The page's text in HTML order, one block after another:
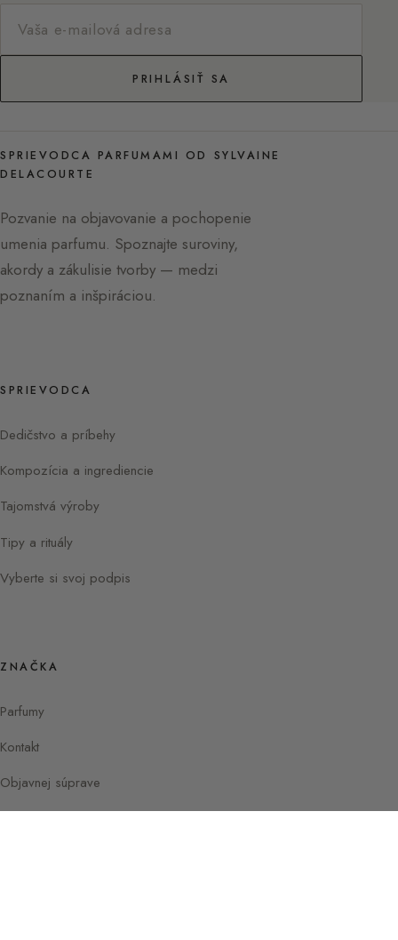
PRIHLÁSIŤ SA
SPRIEVODCA PARFUMAMI OD SYLVAINE
DELACOURTE
Pozvanie na objavovanie a pochopenie
umenia parfumu. Spoznajte suroviny,
akordy a zákulisie tvorby — medzi
poznaním a inšpiráciou.
SPRIEVODCA
Dedičstvo a príbehy
Kompozícia a ingrediencie
Tajomstvá výroby
Tipy a rituály
Vyberte si svoj podpis
ZNAČKA
Parfumy
Kontakt
Objavnej súprave